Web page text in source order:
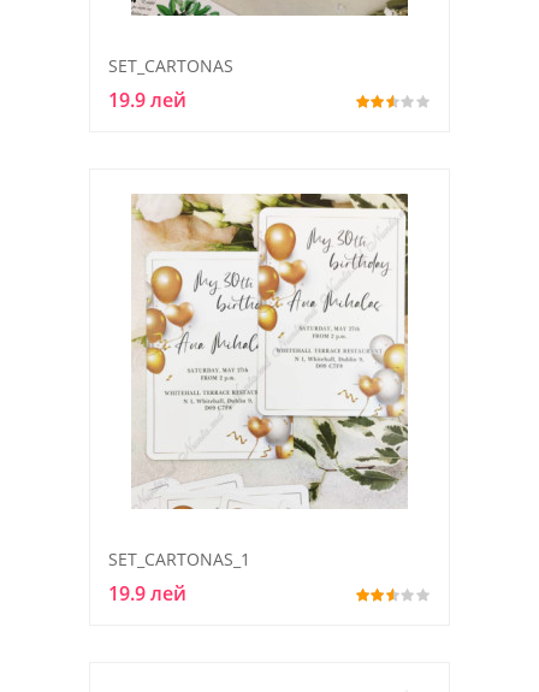
SET_CARTONAS
19.9 лей
SET_CARTONAS_1
19.9 лей